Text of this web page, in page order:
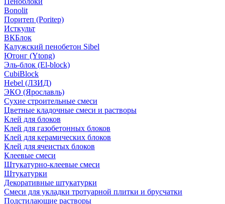
Bonolit
Поритеп (Poritep)
Исткульт
ВКБлок
Калужский пенобетон Sibel
Ютонг (Ytong)
Эль-блок (El-block)
CubiBlock
Hebel (ЛЗИД)
ЭКО (Ярославль)
Сухие строительные смеси
Цветные кладочные смеси и растворы
Клей для блоков
Клей для газобетонных блоков
Клей для керамических блоков
Клей для ячеистых блоков
Клеевые смеси
Штукатурно-клеевые смеси
Штукатурки
Декоративные штукатурки
Смеси для укладки тротуарной плитки и брусчатки
Подстилающие растворы